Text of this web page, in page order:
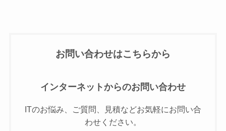
お問い合わせはこちらから
インターネットからのお問い合わせ
ITのお悩み、ご質問、見積などお気軽にお問い合
わせください。